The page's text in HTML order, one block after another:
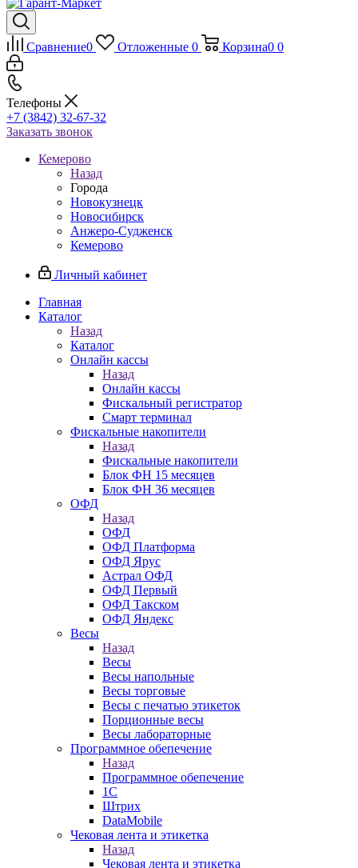
Сравнение0 Отложенные 0 Корзина0 0
Телефоны
+7 (3842) 32-67-32
Заказать звонок
Кемерово
Назад
Города
Новокузнецк
Новосибирск
Анжеро-Судженск
Кемерово
Личный кабинет
Главная
Каталог
Назад
Каталог
Онлайн кассы
Назад
Онлайн кассы
Фискальный регистратор
Смарт терминал
Фискальные накопители
Назад
Фискальные накопители
Блок ФН 15 месяцев
Блок ФН 36 месяцев
ОФД
Назад
ОФД
ОФД Платформа
ОФД Ярус
Астрал ОФД
ОФД Первый
ОФД Такском
ОФД Яндекс
Весы
Назад
Весы
Весы напольные
Весы торговые
Весы с печатью этикеток
Порционные весы
Весы лабораторные
Программное обепечение
Назад
Программное обепечение
1С
Штрих
DataMobile
Чековая лента и этикетка
Назад
Чековая лента и этикетка